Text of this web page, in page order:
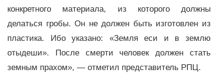
конкретного материала, из которого должны
делаться гробы. Он не должен быть изготовлен из
пластика. Ибо указано: «Земля еси и в землю
отыдеши». После смерти человек должен стать
земным прахом», — отметил представитель РПЦ.